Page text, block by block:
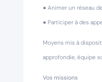
● Animer un réseau
● Participer à des
Moyens mis à
approfondie, équipe
Vos missions